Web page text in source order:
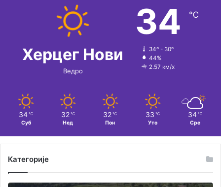
Херцег Нови
Ведро
34 ℃
34º - 30º
44%
2.57 км/х
34 ℃
Суб
32 ℃
Нед
32 ℃
Пон
33 ℃
Уто
34 ℃
Сре
Категорије